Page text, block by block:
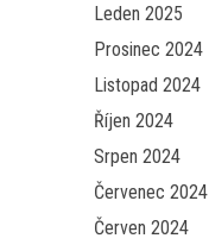
Leden 2025
Prosinec 2024
Listopad 2024
Říjen 2024
Srpen 2024
Červenec 2024
Červen 2024